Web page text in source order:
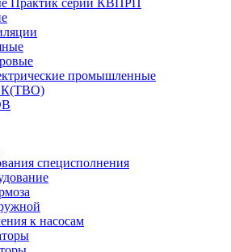
Практик серии КВПРП
промышленные
специсполнения
к насосам